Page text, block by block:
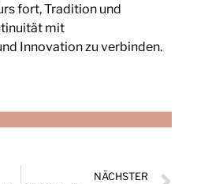
fort, Tradition und
mit
Innovation zu verbinden.
NÄCHSTER